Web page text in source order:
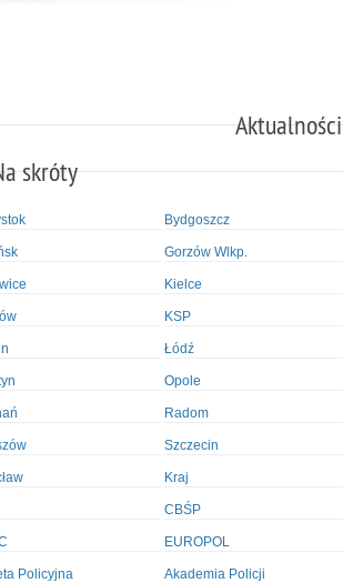
Aktualności
skróty
Bydgoszcz
Gorzów Wlkp.
Kielce
KSP
Łódź
Opole
Radom
Szczecin
Kraj
CBŚP
EUROPOL
Policyjna Akademia Policji